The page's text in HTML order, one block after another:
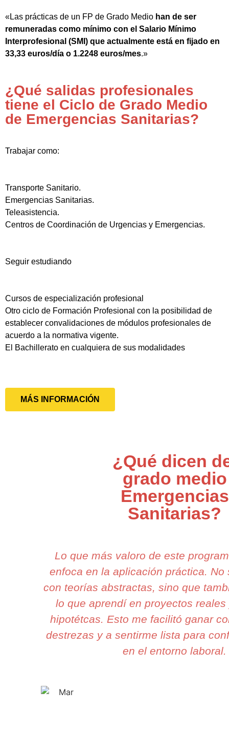
«Las prácticas de un FP de Grado Medio han de ser
remuneradas como mínimo con el Salario Mínimo
Interprofesional (SMI) que actualmente está en fijado en
33,33 euros/día o 1.2248 euros/mes.»
¿Qué salidas profesionales
tiene el Ciclo de Grado Medio
de Emergencias Sanitarias?
Trabajar como:
Transporte Sanitario.
Emergencias Sanitarias.
Teleasistencia.
Centros de Coordinación de Urgencias y Emergencias.
Seguir estudiando
Cursos de especialización profesional
Otro ciclo de Formación Profesional con la posibilidad de
establecer convalidaciones de módulos profesionales de
acuerdo a la normativa vigente.
El Bachillerato en cualquiera de sus modalidades
MÁS INFORMACIÓN
¿Qué dicen
grado medio
Emergencias
Sanitarias?
Lo que más valoro de este
enfoca en la aplicación práctica. No
con teorías abstractas, sino que
lo que aprendí en proyectos
hipotétcas. Esto me facilitó ganar
destrezas y a sentirme lista para
en el entorno laboral.